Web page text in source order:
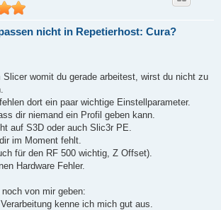
nicht in Repetierhost: Cura?
womit du gerade arbeitest, wirst du nicht zu
dort ein paar wichtige Einstellparameter.
dir niemand ein Profil geben kann.
auf S3D oder auch Slic3r PE.
im Moment fehlt.
für den RF 500 wichtig, Z Offset).
Hardware Fehler.
von mir geben:
kenne ich mich gut aus.